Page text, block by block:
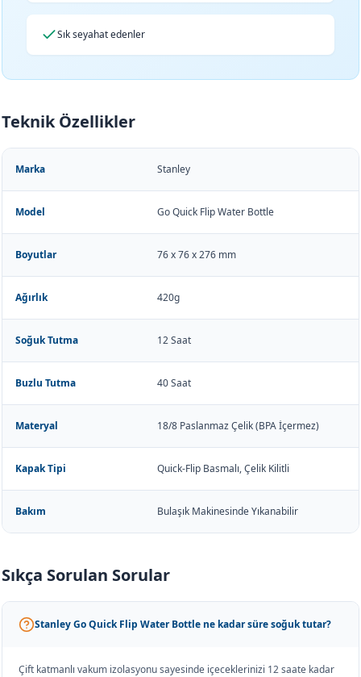
Sık seyahat edenler
Teknik Özellikler
Marka Stanley
Model Go Quick Flip Water Bottle
Boyutlar 76 x 76 x 276 mm
Ağırlık 420g
Soğuk Tutma 12 Saat
Buzlu Tutma 40 Saat
Materyal 18/8 Paslanmaz Çelik (BPA İçermez)
Kapak Tipi Quick-Flip Basmalı, Çelik Kilitli
Bakım Bulaşık Makinesinde Yıkanabilir
Sıkça Sorulan Sorular
Stanley Go Quick Flip Water Bottle ne kadar süre soğuk tutar?
Çift katmanlı vakum izolasyonu sayesinde içeceklerinizi 12 saate kadar